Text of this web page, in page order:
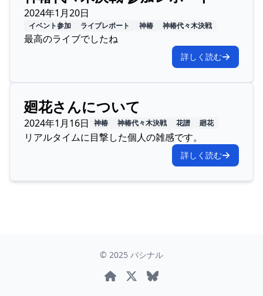
2024年1月20日
イベント参加 ライブレポート 神椿 神椿代々木決戦
最高のライブでしたね
詳しく読む
廻花さんについて
2024年1月16日 神椿 神椿代々木決戦 花譜 廻花
リアルタイムに目撃した個人の雑感です。
詳しく読む
© 2025 バシナル